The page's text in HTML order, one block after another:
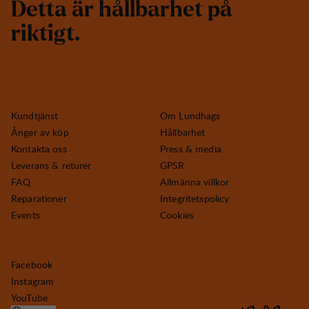
Detta är hållbarhet på
riktigt.
Kundtjänst
Ånger av köp
Kontakta oss
Leverans & returer
FAQ
Reparationer
Events
Om Lundhags
Hållbarhet
Press & media
GPSR
Allmänna villkor
Integritetspolicy
Cookies
Facebook
Instagram
YouTube